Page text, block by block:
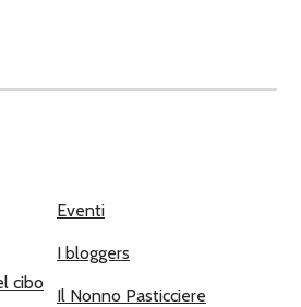
Eventi
cibo
I bloggers
Il Nonno Pasticciere